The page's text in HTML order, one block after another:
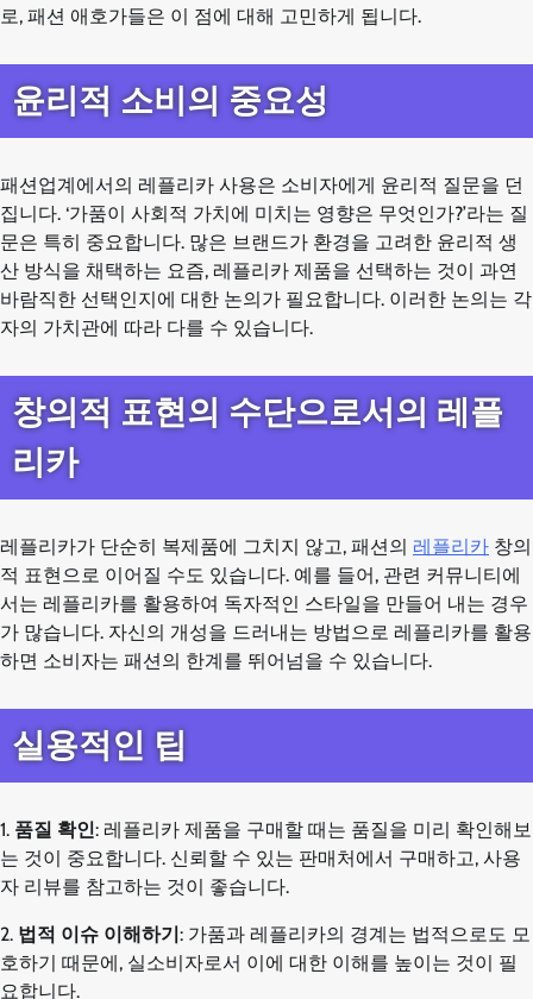
로, 패션 애호가들은 이 점에 대해 고민하게 됩니다.
윤리적 소비의 중요성
패션업계에서의 레플리카 사용은 소비자에게 윤리적 질문을 던
집니다. ‘가품이 사회적 가치에 미치는 영향은 무엇인가?’라는 질
문은 특히 중요합니다. 많은 브랜드가 환경을 고려한 윤리적 생
산 방식을 채택하는 요즘, 레플리카 제품을 선택하는 것이 과연
바람직한 선택인지에 대한 논의가 필요합니다. 이러한 논의는 각
자의 가치관에 따라 다를 수 있습니다.
창의적 표현의 수단으로서의 레플
리카
레플리카가 단순히 복제품에 그치지 않고, 패션의 레플리카 창의
적 표현으로 이어질 수도 있습니다. 예를 들어, 관련 커뮤니티에
서는 레플리카를 활용하여 독자적인 스타일을 만들어 내는 경우
가 많습니다. 자신의 개성을 드러내는 방법으로 레플리카를 활용
하면 소비자는 패션의 한계를 뛰어넘을 수 있습니다.
실용적인 팁
1. 품질 확인: 레플리카 제품을 구매할 때는 품질을 미리 확인해보
는 것이 중요합니다. 신뢰할 수 있는 판매처에서 구매하고, 사용
자 리뷰를 참고하는 것이 좋습니다.
2. 법적 이슈 이해하기: 가품과 레플리카의 경계는 법적으로도 모
호하기 때문에, 실소비자로서 이에 대한 이해를 높이는 것이 필
요합니다.